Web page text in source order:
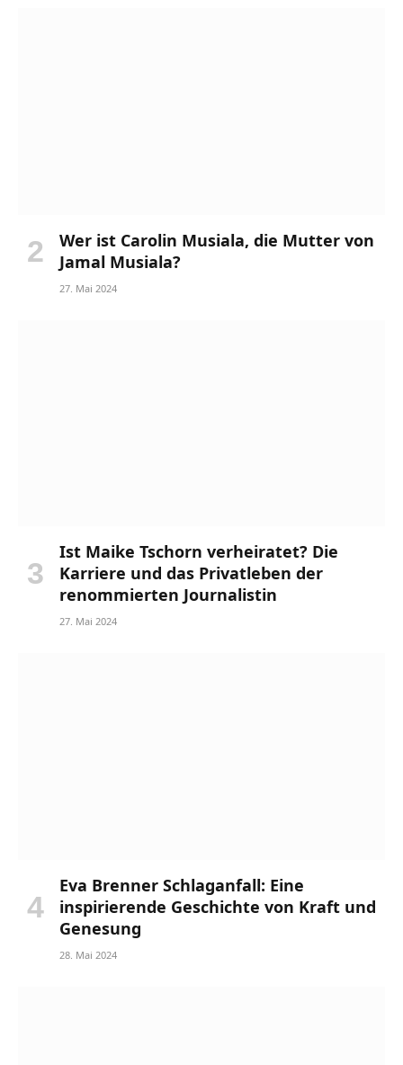
Wer ist Carolin Musiala, die Mutter von
Jamal Musiala?
27. Mai 2024
Ist Maike Tschorn verheiratet? Die
Karriere und das Privatleben der
renommierten Journalistin
27. Mai 2024
Eva Brenner Schlaganfall: Eine
inspirierende Geschichte von Kraft und
Genesung
28. Mai 2024